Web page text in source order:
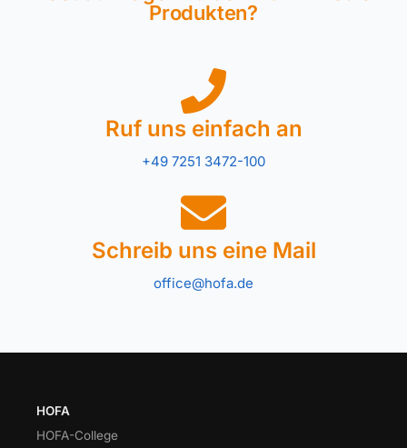
Produkten?
Ruf uns einfach an
+49 7251 3472-100
Schreib uns eine Mail
office@hofa.de
HOFA
HOFA-College